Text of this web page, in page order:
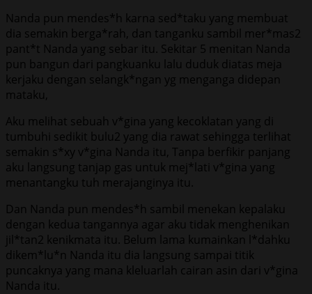
Nanda pun mendes*h karna sed*taku yang membuat
dia semakin berga*rah, dan tanganku sambil mer*mas2
pant*t Nanda yang sebar itu. Sekitar 5 menitan Nanda
pun bangun dari pangkuanku lalu duduk diatas meja
kerjaku dengan selangk*ngan yg menganga didepan
mataku,
Aku melihat sebuah v*gina yang kecoklatan yang di
tumbuhi sedikit bulu2 yang dia rawat sehingga terlihat
semakin s*xy v*gina Nanda itu, Tanpa berfikir panjang
aku langsung tanjap gas untuk mej*lati v*gina yang
menantangku tuh merajanginya itu.
Dan Nanda pun mendes*h sambil menekan kepalaku
dengan kedua tangannya agar aku tidak menghenikan
jil*tan2 kenikmata itu. Belum lama kumainkan l*dahku
dikem*lu*n Nanda itu dia langsung sampai titik
puncaknya yang mana kleluarlah cairan asin dari v*gina
Nanda itu.